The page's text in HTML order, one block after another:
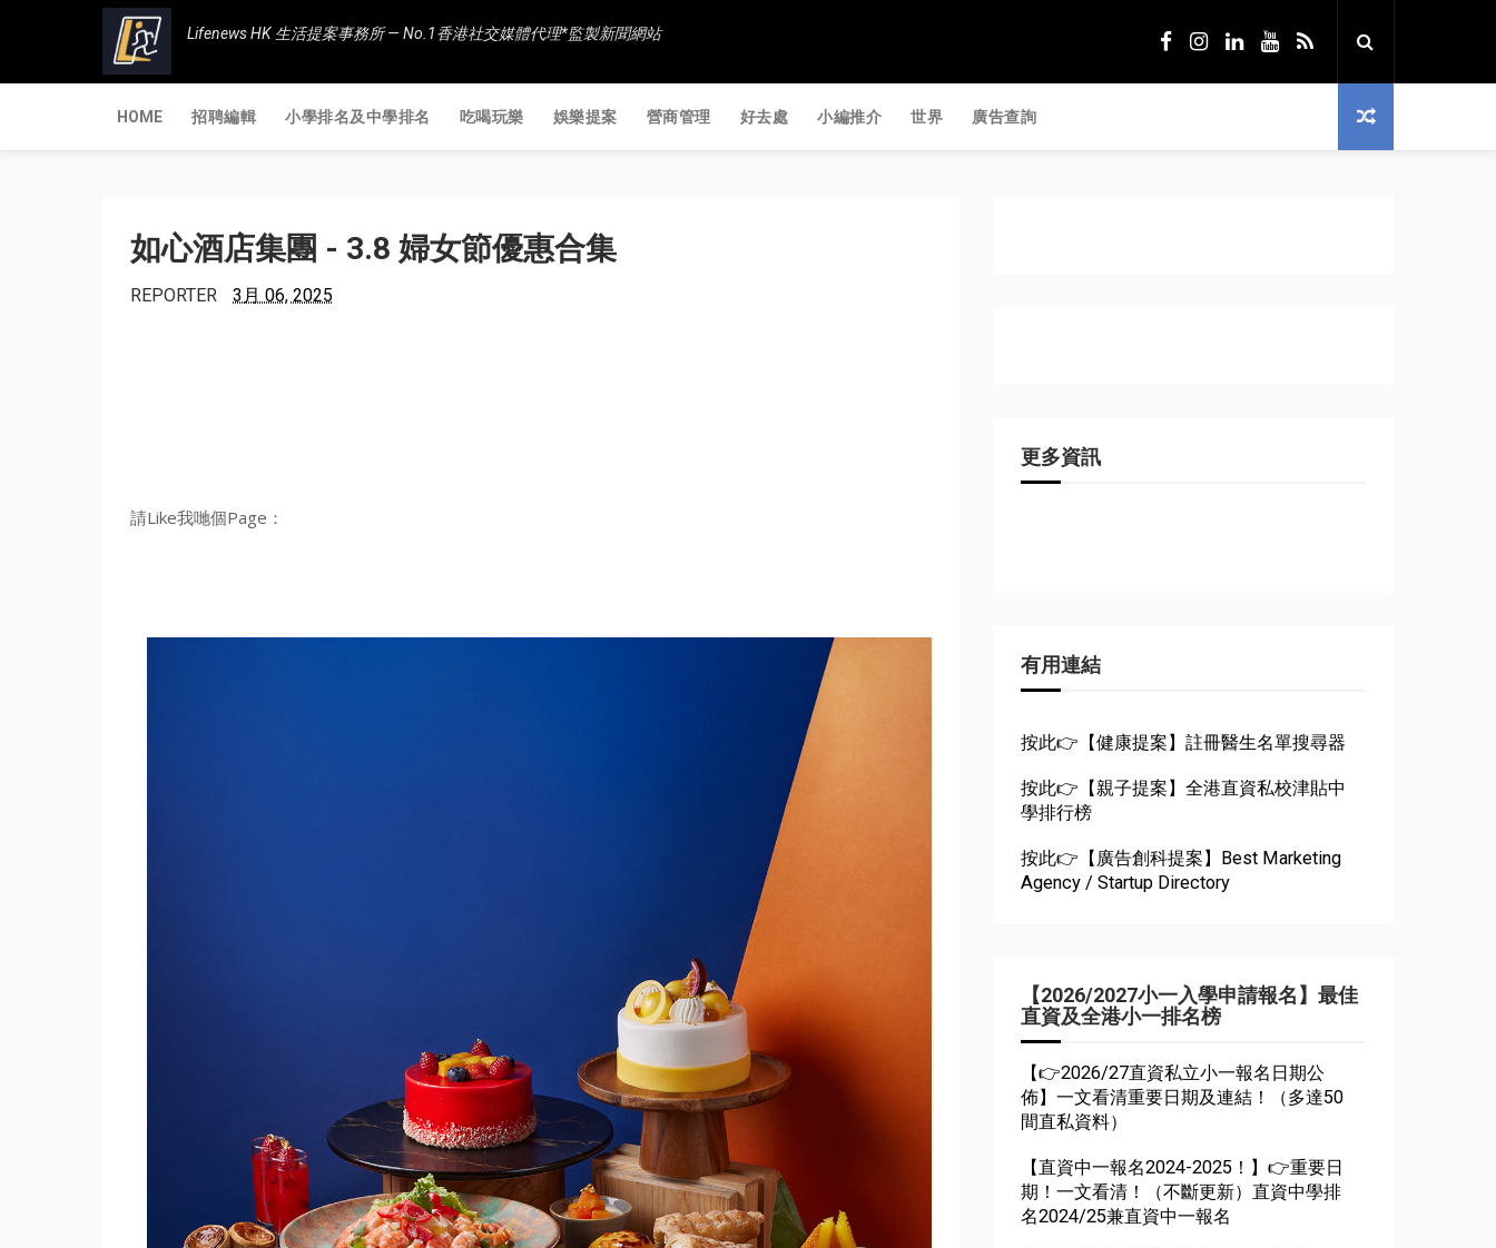
Lifenews HK 生活提案事務所 — No.1香港社交媒體代理*監製新聞網站
HOME 招聘編輯 小學排名及中學排名 吃喝玩樂 娛樂提案 營商管理 好去處 小編推介 世界 廣告查詢
如心酒店集團 - 3.8 婦女節優惠合集
REPORTER 3月 06, 2025
請Like我哋個Page：
更多資訊
有用連結
按此👉【健康提案】註冊醫生名單搜尋器
按此👉【親子提案】全港直資私校津貼中
學排行榜
按此👉【廣告創科提案】Best Marketing
Agency / Startup Directory
【2026/2027小一入學申請報名】最佳
直資及全港小一排名榜
【👉2026/27直資私立小一報名日期公
佈】一文看清重要日期及連結！（多達50
間直私資料）
【直資中一報名2024-2025！】👉重要日
期！一文看清！（不斷更新）直資中學排
名2024/25兼直資中一報名